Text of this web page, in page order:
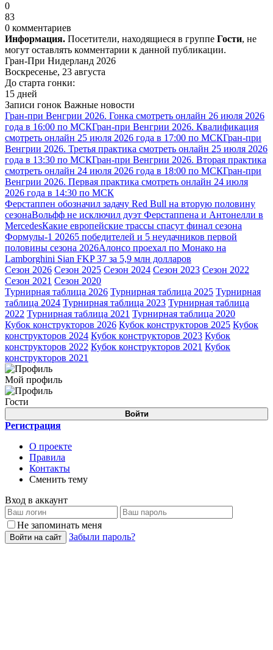
0
83
0 комментариев
Информация. Посетители, находящиеся в группе Гости, не
могут оставлять комментарии к данной публикации.
Гран-При Нидерланд 2026
Воскресенье, 23 августа
До старта гонки:
15 дней
Записи гонок Важные новости
Гран-при Венгрии 2026. Гонка смотреть онлайн 26 июля 2026
года в 16:00 по МСКГран-при Венгрии 2026. Квалификация
смотреть онлайн 25 июля 2026 года в 17:00 по МСКГран-при
Венгрии 2026. Третья практика смотреть онлайн 25 июля 2026
года в 13:30 по МСКГран-при Венгрии 2026. Вторая практика
смотреть онлайн 24 июля 2026 года в 18:00 по МСКГран-при
Венгрии 2026. Первая практика смотреть онлайн 24 июля
2026 года в 14:30 по МСК
Ферстаппен обозначил задачу Red Bull на вторую половину
сезонаВольфф не исключил дуэт Ферстаппена и Антонелли в
MercedesКакие европейские трассы спасут финал сезона
Формулы-1 20265 победителей и 5 неудачников первой
половины сезона 2026Алонсо проехал по Монако на
Lamborghini Sian FKP 37 за 5,9 млн долларов
Сезон 2026 Сезон 2025 Сезон 2024 Сезон 2023 Сезон 2022
Сезон 2021 Сезон 2020
Турнирная таблица 2026 Турнирная таблица 2025 Турнирная
таблица 2024 Турнирная таблица 2023 Турнирная таблица
2022 Турнирная таблица 2021 Турнирная таблица 2020
Кубок конструкторов 2026 Кубок конструкторов 2025 Кубок
конструкторов 2024 Кубок конструкторов 2023 Кубок
конструкторов 2022 Кубок конструкторов 2021 Кубок
конструкторов 2021
Мой профиль
Гости
Войти
Регистрация
О проекте
Правила
Контакты
Сменить тему
Вход в аккаунт
Не запоминать меня
Войти на сайт Забыли пароль?